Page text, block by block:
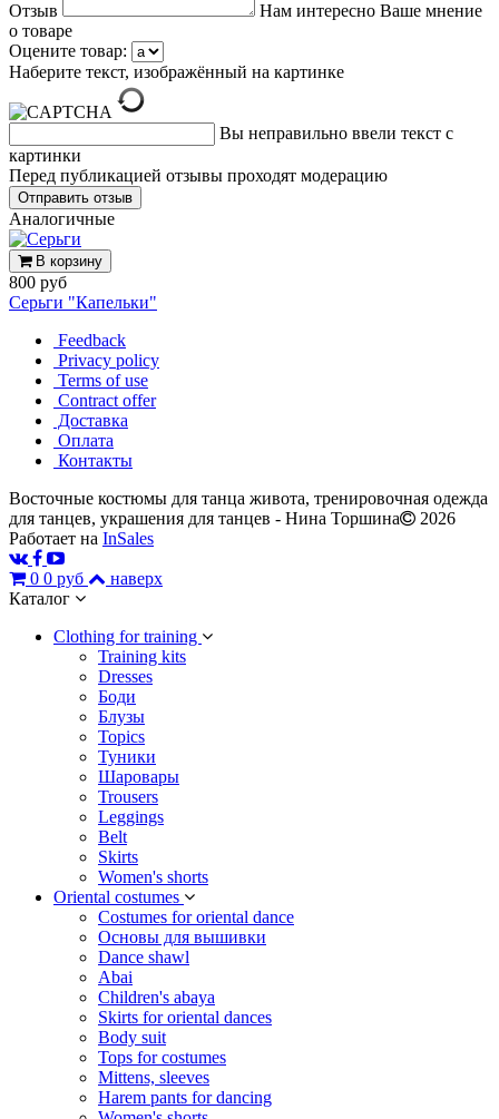
Отзыв
Нам интересно Ваше мнение
о товаре
Оцените товар:
Наберите текст, изображённый на картинке
Вы неправильно ввели текст с
картинки
Перед публикацией отзывы проходят модерацию
Аналогичные
В корзину
800 руб
Серьги "Капельки"
Feedback
Privacy policy
Terms of use
Contract offer
Доставка
Оплата
Контакты
Восточные костюмы для танца живота, тренировочная одежда
для танцев, украшения для танцев - Нина Торшина
2026
Работает на InSales
0 0 руб
наверх
Каталог
Сlothing for training
Training kits
Dresses
Боди
Блузы
Topics
Туники
Шаровары
Trousers
Leggings
Belt
Skirts
Women's shorts
Oriental costumes
Costumes for oriental dance
Основы для вышивки
Dance shawl
Abai
Children's abaya
Skirts for oriental dances
Body suit
Tops for costumes
Mittens, sleeves
Harem pants for dancing